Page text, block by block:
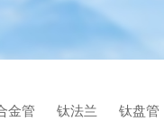
金管 钛法兰 钛盘管